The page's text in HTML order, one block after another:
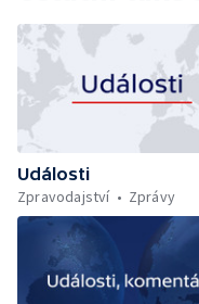
Události
Zpravodajství
Zprávy